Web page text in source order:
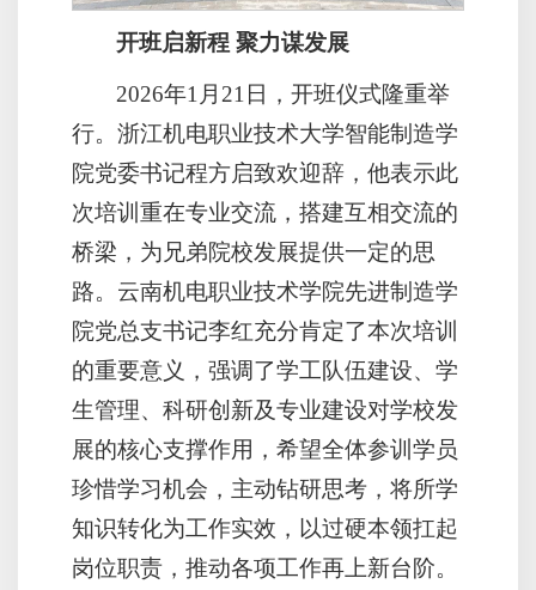
开班启新程 聚力谋发展
2026年1月21日，开班仪式隆重举
行。浙江机电职业技术大学智能制造学
院党委书记程方启致欢迎辞，他表示此
次培训重在专业交流，搭建互相交流的
桥梁，为兄弟院校发展提供一定的思
路。云南机电职业技术学院先进制造学
院党总支书记李红充分肯定了本次培训
的重要意义，强调了学工队伍建设、学
生管理、科研创新及专业建设对学校发
展的核心支撑作用，希望全体参训学员
珍惜学习机会，主动钻研思考，将所学
知识转化为工作实效，以过硬本领扛起
岗位职责，推动各项工作再上新台阶。